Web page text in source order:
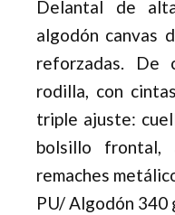
Delantal de
algodón canvas
reforzadas.
rodilla, con
triple ajuste:
bolsillo frontal,
remaches
PU/ Algodón 340